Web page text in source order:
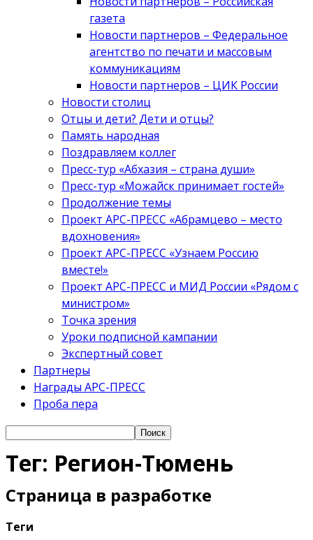
газета
Новости партнеров – Федеральное
агентство по печати и массовым
коммуникациям
Новости партнеров – ЦИК России
Новости столиц
Отцы и дети? Дети и отцы?
Память народная
Поздравляем коллег
Пресс-тур «Абхазия – страна души»
Пресс-тур «Можайск принимает гостей»
Продолжение темы
Проект АРС-ПРЕСС «Абрамцево – место
вдохновения»
Проект АРС-ПРЕСС «Узнаем Россию
вместе!»
Проект АРС-ПРЕСС и МИД России «Рядом с
министром»
Точка зрения
Уроки подписной кампании
Экспертный совет
Партнеры
Награды АРС-ПРЕСС
Проба пера
Тег: Регион-Тюмень
Страница в разработке
Теги